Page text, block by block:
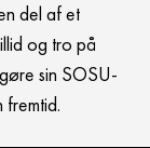
del af et
og tro på
sin SOSU-